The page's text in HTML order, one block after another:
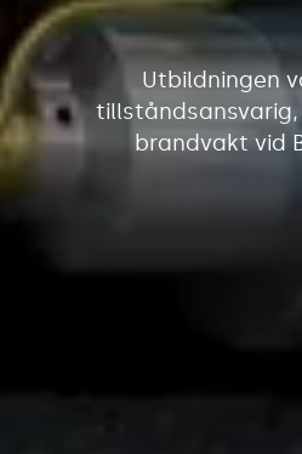
Utbildningen
brandvakt vid